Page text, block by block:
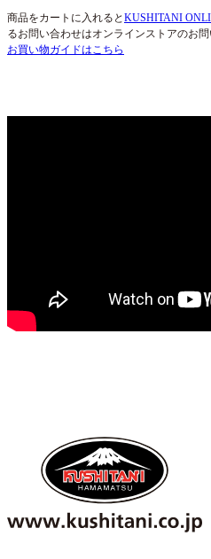
商品をカートに入れると KUSHITANI
るお問い合わせはオンラインストアのお
お買い物ガイドはこちら